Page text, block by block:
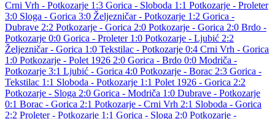
Crni Vrh - Potkozarje 1:3 Gorica - Sloboda 1:1 Potkozarje - Proleter
3:0 Sloga - Gorica 3:0 Željezničar - Potkozarje 1:2 Gorica -
Dubrave 2:2 Potkozarje - Gorica 2:0 Potkozarje - Gorica 2:0 Brdo -
Potkozarje 0:0 Gorica - Proleter 1:0 Potkozarje - Ljubić 2:2
Željezničar - Gorica 1:0 Tekstilac - Potkozarje 0:4 Crni Vrh - Gorica
1:0 Potkozarje - Polet 1926 2:0 Gorica - Brdo 0:0 Modriča -
Potkozarje 3:1 Ljubić - Gorica 4:0 Potkozarje - Borac 2:3 Gorica -
Tekstilac 1:1 Sloboda - Potkozarje 1:1 Polet 1926 - Gorica 2:2
Potkozarje - Sloga 2:0 Gorica - Modriča 1:0 Dubrave - Potkozarje
0:1 Borac - Gorica 2:1 Potkozarje - Crni Vrh 2:1 Sloboda - Gorica
2:2 Proleter - Potkozarje 1:1 Gorica - Sloga 2:0 Potkozarje -